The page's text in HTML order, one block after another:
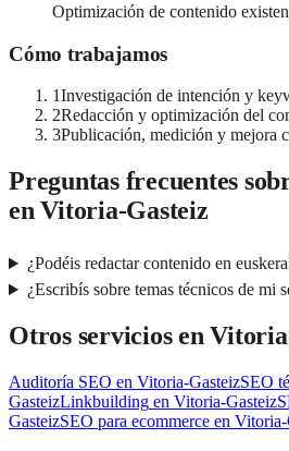
Optimización de contenido
Cómo trabajamos
1Investigación de intención y
2Redacción y optimización del
3Publicación, medición y mejora
Preguntas frecuentes
enVitoria-Gasteiz
¿Podéis redactar contenido en
¿Escribís sobre temas técnicos de mi
Otros servicios en
Auditoría SEO en Vitoria-GasteizSEO
GasteizLinkbuilding en Vitoria-Gasteiz
GasteizSEO para ecommerce en Vitoria-